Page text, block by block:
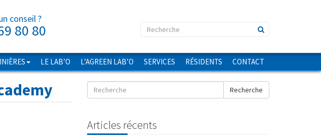
conseil ?
80 80
LE LAB’O L’AGREEN LAB’O SERVICES RÉSIDENTS CONTACT
Recherche
Articles récents